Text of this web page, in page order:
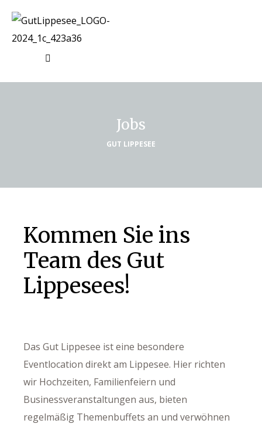
Jobs
GUT LIPPESEE
Kommen Sie ins
Team des Gut
Lippesees!
Das Gut Lippesee ist eine besondere
Eventlocation direkt am Lippesee. Hier richten
wir Hochzeiten, Familienfeiern und
Businessveranstaltungen aus, bieten
regelmäßig Themenbuffets an und verwöhnen